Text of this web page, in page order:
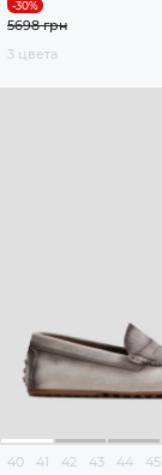
5698 грн
3 цвета
40 41 42 43 44 45